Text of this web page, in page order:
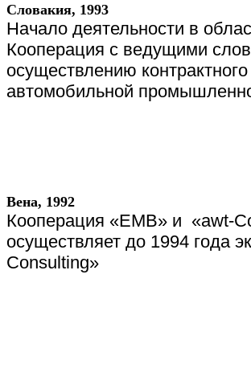
Словакия, 1993
Начало деятельности в
Кооперация с ведущими
осуществлению
автомобильной
Вена, 1992
Кооперация «EMB» и «awt-
осуществляет до 1994 года
Consulting»